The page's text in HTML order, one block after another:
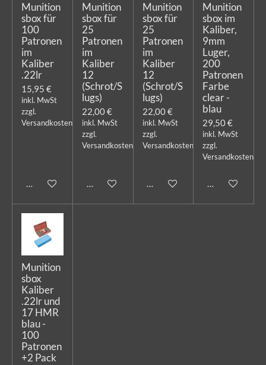
Munition
sbox für
100
Patronen
im
Kaliber
.22lr
15,95 €
inkl. MwSt
zzgl.
Versandkosten
In den Warenkorb
Munition
sbox für
25
Patronen
im
Kaliber
12
(Schrot/S
lugs)
22,00 €
inkl. MwSt
zzgl.
Versandkosten
In den Warenkorb
Munition
sbox für
25
Patronen
im
Kaliber
12
(Schrot/S
lugs)
22,00 €
inkl. MwSt
zzgl.
Versandkosten
In den Warenkorb
Munition
sbox im
Kaliber,
9mm
Luger,
200
Patronen
Farbe
clear -
blau
29,50 €
inkl. MwSt
zzgl.
Versandkosten
In den
Munition
sbox
Kaliber
.22lr und
17 HMR
blau -
100
Patronen
+2 Pack